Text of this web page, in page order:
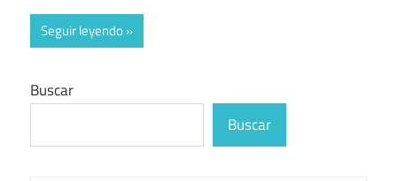
Seguir leyendo
Buscar
Buscar